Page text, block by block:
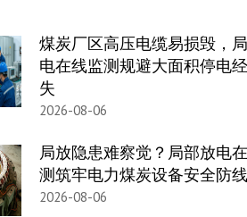
煤炭厂区高压电缆易损毁，
电在线监测规避大面积停电
失
2026-08-06
局放隐患难察觉？局部放电
测筑牢电力煤炭设备安全防线
2026-08-06